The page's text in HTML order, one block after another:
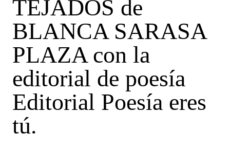
TEJADOS de
BLANCA SARASA
PLAZA con la
editorial de poesía
Editorial Poesía eres
tú.